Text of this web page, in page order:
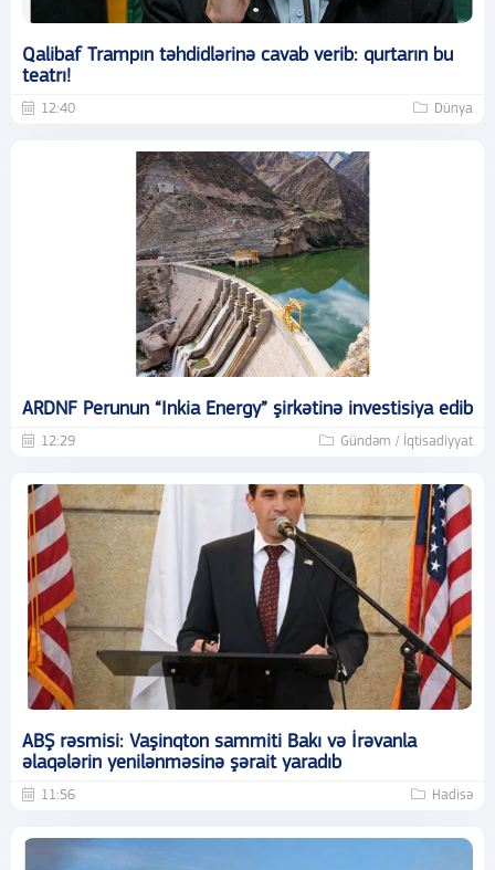
Qalibaf Trampın təhdidlərinə cavab verib: qurtarın bu
teatrı!
12:40 Dünya
ARDNF Perunun “Inkia Energy” şirkətinə investisiya edib
12:29 Gündəm / İqtisadiyyat
ABŞ rəsmisi: Vaşinqton sammiti Bakı və İrəvanla
əlaqələrin yenilənməsinə şərait yaradıb
11:56 Hadisə